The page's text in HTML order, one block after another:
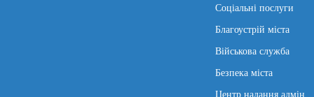
Соціальні послуги
Благоустрій міста
Військова служба
Безпека міста
Центр надання адмін